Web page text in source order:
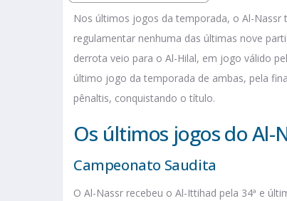
Nos últimos jogos da temporada, o Al-Nassr
regulamentar nenhuma das últimas nove
derrota veio para o Al-Hilal, em jogo válido
último jogo da temporada de ambas, pela
pênaltis, conquistando o título.
Os últimos jogos do Al-
Campeonato Saudita
O Al-Nassr recebeu o Al-Ittihad pela 34ª e